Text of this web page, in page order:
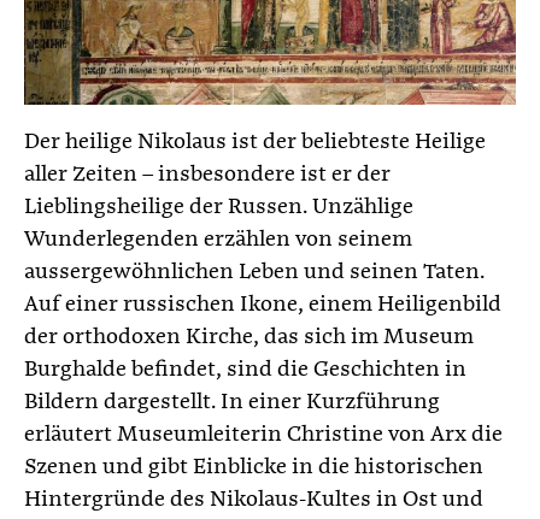
Der heilige Nikolaus ist der beliebteste Heilige
aller Zeiten – insbesondere ist er der
Lieblingsheilige der Russen. Unzählige
Wunderlegenden erzählen von seinem
aussergewöhnlichen Leben und seinen Taten.
Auf einer russischen Ikone, einem Heiligenbild
der orthodoxen Kirche, das sich im Museum
Burghalde befindet, sind die Geschichten in
Bildern dargestellt. In einer Kurzführung
erläutert Museumleiterin Christine von Arx die
Szenen und gibt Einblicke in die historischen
Hintergründe des Nikolaus-Kultes in Ost und